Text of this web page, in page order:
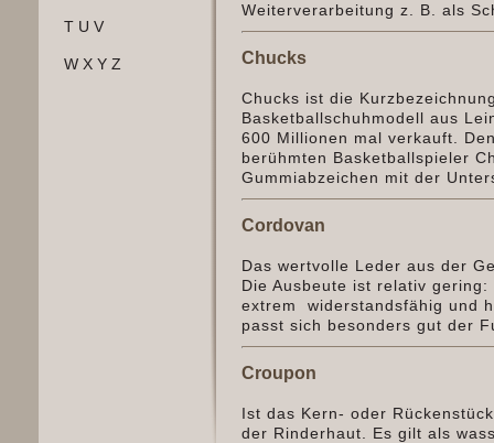
T U V
W X Y Z
Weiterverarbeitung z. B. als
Chucks
Chucks ist die
Basketballschuhmodell aus
600 Millionen mal verkauft.
berühmten Basketballspieler
Gummiabzeichen mit der
Cordovan
Das wertvolle Leder aus der
Die Ausbeute ist relativ
extrem widerstandsfähig und
passt sich besonders gut der
Croupon
Ist das Kern- oder
der Rinderhaut. Es gilt als